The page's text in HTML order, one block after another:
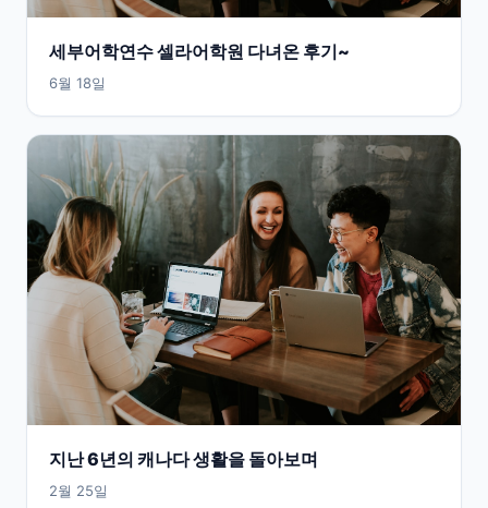
세부어학연수 셀라어학원 다녀온 후기~
6월 18일
지난 6년의 캐나다 생활을 돌아보며
2월 25일